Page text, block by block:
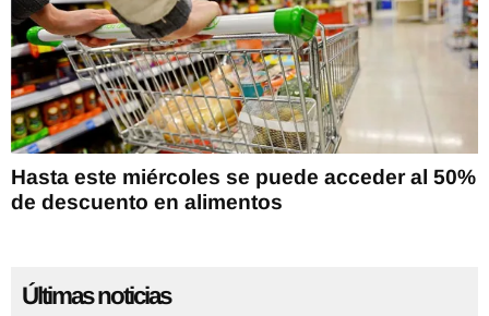
Hasta este miércoles se puede acceder al 50%
de descuento en alimentos
Últimas noticias